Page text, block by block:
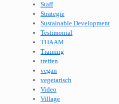
Staff
Strategie
Sustainable Development
Testimonial
THAAM
Training
treffen
vegan
vegetarisch
Video
Village